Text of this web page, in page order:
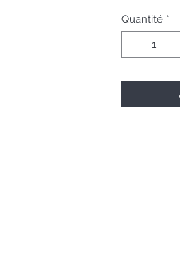
les plus
Flacon
Quantité *